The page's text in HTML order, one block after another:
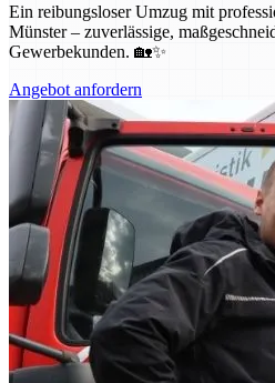
Ein reibungsloser Umzug mit
Münster – zuverlässige,
Gewerbekunden. 🏡✨
Angebot anfordern